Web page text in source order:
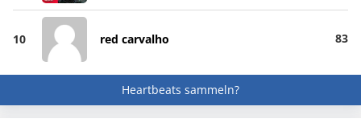
10 red carvalho 83
Heartbeats sammeln?